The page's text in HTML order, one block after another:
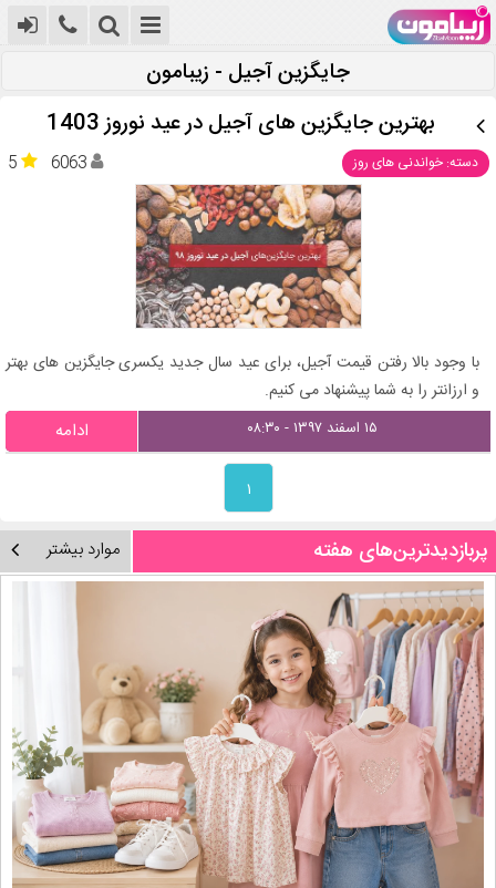
جایگزین آجیل - زیبامون
بهترین جایگزین های آجیل در عید نوروز 1403
دسته: خواندنی های روز 5 6063
با وجود بالا رفتن قیمت آجیل، برای عید سال جدید یکسری جایگزین های بهتر
و ارزانتر را به شما پیشنهاد می کنیم.
۱۵ اسفند ۱۳۹۷ - ۰۸:۳۰ ادامه
۱
پربازدیدترین‌های هفته موارد بیشتر